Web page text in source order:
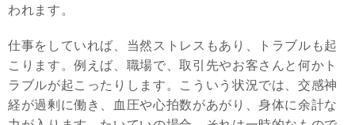
われます。
仕事をしていれば、当然ストレスもあり、トラブルも起
こります。例えば、職場で、取引先やお客さんと何かト
ラブルが起こったりします。こういう状況では、交感神
経が過剰に働き、血圧や心拍数があがり、身体に余計な